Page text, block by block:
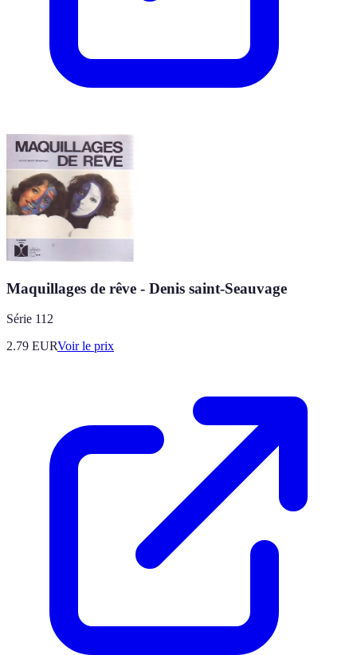
Maquillages de rêve - Denis saint-Seauvage
Série 112
2.79 EURVoir le prix